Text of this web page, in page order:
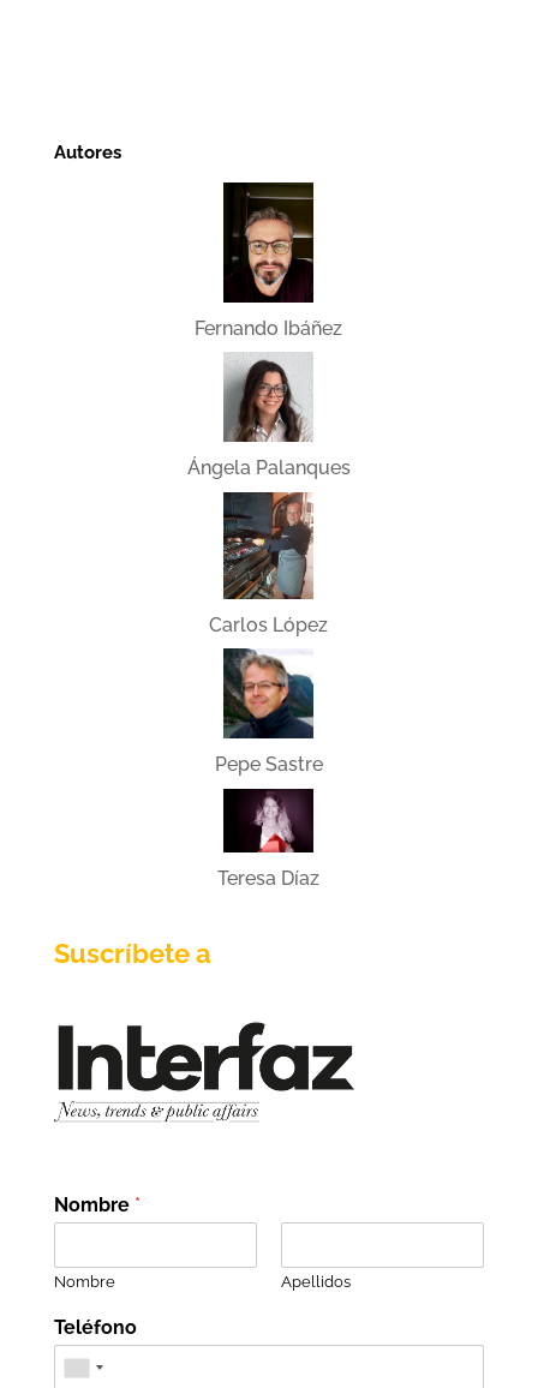
Autores
Fernando Ibáñez
Ángela Palanques
Carlos López
Pepe Sastre
Teresa Díaz
Suscríbete a
Nombre *
Nombre Apellidos
Teléfono